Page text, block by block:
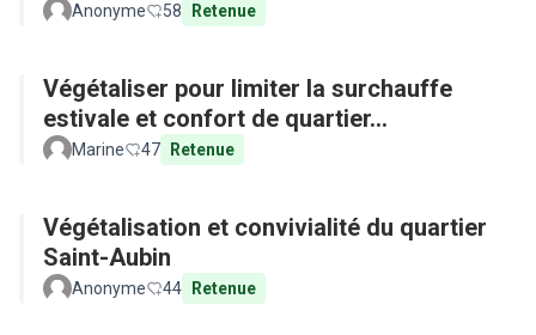
Anonyme 58 Retenue
Végétaliser pour limiter la surchauffe
estivale et confort de quartier...
Marine 47 Retenue
Végétalisation et convivialité du quartier
Saint-Aubin
Anonyme 44 Retenue